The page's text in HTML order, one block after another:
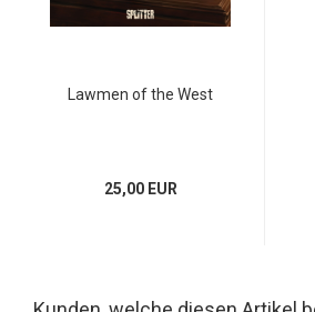
Lawmen of the West
25,00 EUR